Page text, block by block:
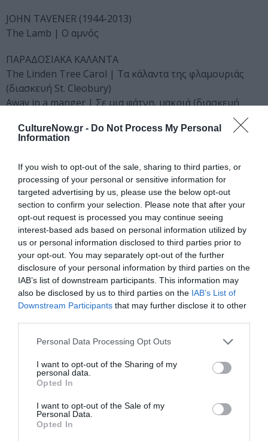
CultureNow.gr - Do Not Process My Personal
Information
If you wish to opt-out of the sale, sharing to third parties, or
processing of your personal or sensitive information for
targeted advertising by us, please use the below opt-out
section to confirm your selection. Please note that after your
opt-out request is processed you may continue seeing
interest-based ads based on personal information utilized by
us or personal information disclosed to third parties prior to
your opt-out. You may separately opt-out of the further
disclosure of your personal information by third parties on the
IAB’s list of downstream participants. This information may
also be disclosed by us to third parties on the IAB’s List of
Downstream Participants that may further disclose it to other
Personal Data Processing Opt Outs
I want to opt-out of the Sharing of my
personal data.
Opted In
I want to opt-out of the Sale of my
Personal Data.
Opted In
JOHN TAVENER (1944-2013)
The Lamb | Ο αμνός
ΠΑΡΑΔΟΣΙΑΚΑ ΚΑΛΑΝΤΑ
The Linden Tree Carol | Τα κάλαντα της φλαμουριάς
(διασκευή St. Cleobury)
Away in a manger | Σε μια φάτνη, μακριά (διασκευή
JAMES WHITBOURN (γενν. 1953)
ΔΙΑΛΕΙΜΜΑ
FRANCIS POULENC (1899-1963)
4 Μοτέτα για κάποια Χριστούγεννα
O magnum mysterium (Ω, μέγα μυστήριο)
Quem vidistis pastores dicite (Πείτε, βοσκοί, ποιον
είδατε)
Videntes stellam (Το άστρο βλέποντας)
Hodie Christus natus est (Σήμερα γεννιέται ο Χριστός)
OLIVIER MESSIAEN (1908-1992)
Dieu parmi nous (Μεθ’ ημών ο Θεός)
HAROLD EDWIN DARKE (1888-1976)
χειμώνα